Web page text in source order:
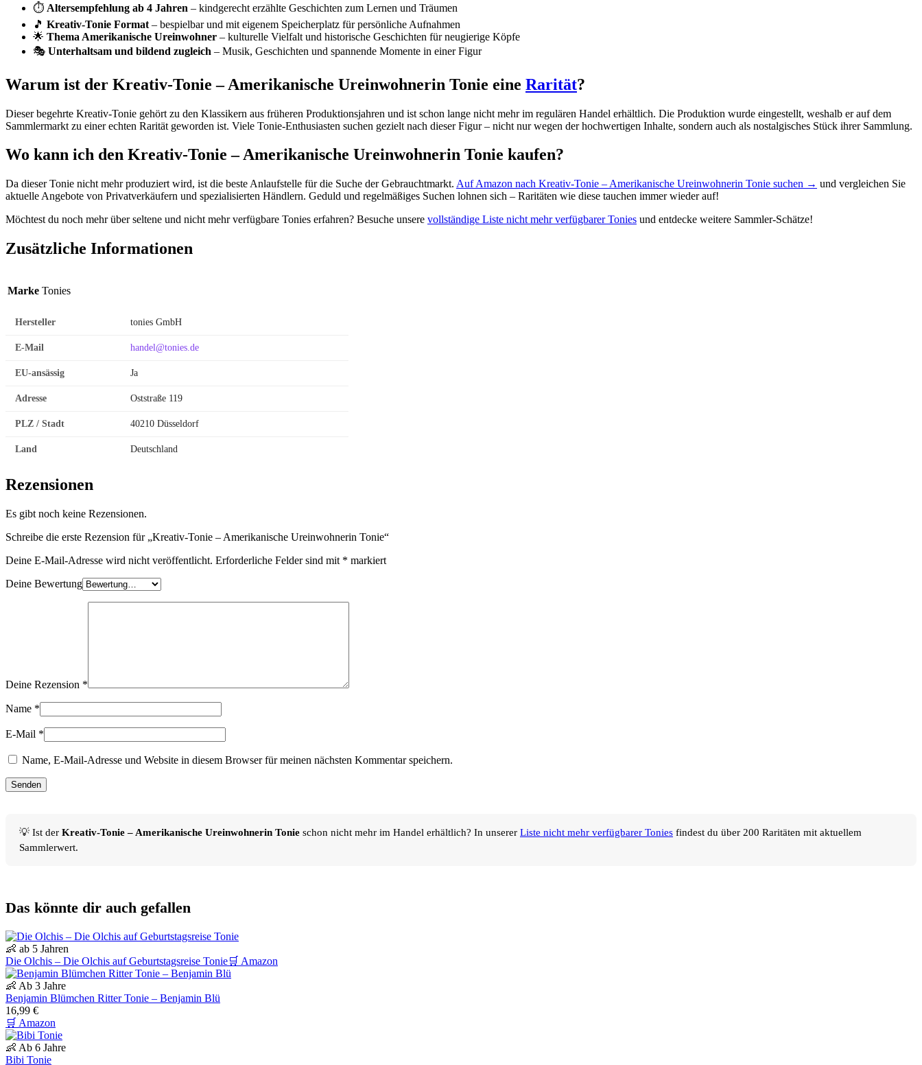
⏱️ Altersempfehlung ab 4 Jahren – kindgerecht erzählte Geschichten zum Lernen und Träumen
🎵 Kreativ-Tonie Format – bespielbar und mit eigenem Speicherplatz für persönliche Aufnahmen
🌟 Thema Amerikanische Ureinwohner – kulturelle Vielfalt und historische Geschichten für neugierige Köpfe
🎭 Unterhaltsam und bildend zugleich – Musik, Geschichten und spannende Momente in einer Figur
Warum ist der Kreativ-Tonie – Amerikanische Ureinwohnerin Tonie eine Rarität?
Dieser begehrte Kreativ-Tonie gehört zu den Klassikern aus früheren Produktionsjahren und ist schon lange nicht mehr im regulären Handel erhältlich. Die Produktion wurde eingestellt, weshalb er auf dem
Sammlermarkt zu einer echten Rarität geworden ist. Viele Tonie-Enthusiasten suchen gezielt nach dieser Figur – nicht nur wegen der hochwertigen Inhalte, sondern auch als nostalgisches Stück ihrer Sammlung.
Wo kann ich den Kreativ-Tonie – Amerikanische Ureinwohnerin Tonie kaufen?
Da dieser Tonie nicht mehr produziert wird, ist die beste Anlaufstelle für die Suche der Gebrauchtmarkt. Auf Amazon nach Kreativ-Tonie – Amerikanische Ureinwohnerin Tonie suchen → und vergleichen Sie
aktuelle Angebote von Privatverkäufern und spezialisierten Händlern. Geduld und regelmäßiges Suchen lohnen sich – Raritäten wie diese tauchen immer wieder auf!
Möchtest du noch mehr über seltene und nicht mehr verfügbare Tonies erfahren? Besuche unsere vollständige Liste nicht mehr verfügbarer Tonies und entdecke weitere Sammler-Schätze!
Zusätzliche Informationen
Marke Tonies
Hersteller tonies GmbH
E-Mail handel@tonies.de
EU-ansässig Ja
Adresse Oststraße 119
PLZ / Stadt 40210 Düsseldorf
Land Deutschland
Rezensionen
Es gibt noch keine Rezensionen.
Schreibe die erste Rezension für „Kreativ-Tonie – Amerikanische Ureinwohnerin Tonie“
Deine E-Mail-Adresse wird nicht veröffentlicht. Erforderliche Felder sind mit * markiert
Deine Bewertung
Deine Rezension *
Name *
E-Mail *
Name, E-Mail-Adresse und Website in diesem Browser für meinen nächsten Kommentar speichern.
💡 Ist der Kreativ-Tonie – Amerikanische Ureinwohnerin Tonie schon nicht mehr im Handel erhältlich? In unserer Liste nicht mehr verfügbarer Tonies findest du über 200 Raritäten mit aktuellem
Sammlerwert.
Das könnte dir auch gefallen
👶 ab 5 Jahren
Die Olchis – Die Olchis auf Geburtstagsreise Tonie🛒 Amazon
👶 Ab 3 Jahre
Benjamin Blümchen Ritter Tonie – Benjamin Blü
16,99 €
🛒 Amazon
👶 Ab 6 Jahre
Bibi Tonie